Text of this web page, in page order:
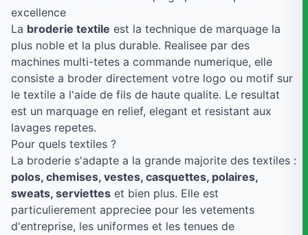
excellence
La broderie textile est la technique de marquage la
plus noble et la plus durable. Realisee par des
machines multi-tetes a commande numerique, elle
consiste a broder directement votre logo ou motif sur
le textile a l'aide de fils de haute qualite. Le resultat
est un marquage en relief, elegant et resistant aux
lavages repetes.
Pour quels textiles ?
La broderie s'adapte a la grande majorite des textiles :
polos, chemises, vestes, casquettes, polaires,
sweats, serviettes et bien plus. Elle est
particulierement appreciee pour les vetements
d'entreprise, les uniformes et les tenues de